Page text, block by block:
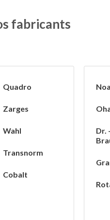
fabricants
Quadro
Zarges
Wahl
Transnorm
Cobalt
Dr.